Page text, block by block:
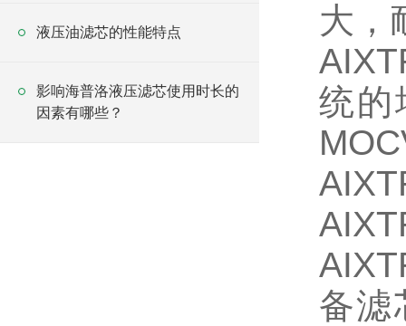
液压油滤芯的性能特点
影响海普洛液压滤芯使用时长的
因素有哪些？
大，
统的
备滤